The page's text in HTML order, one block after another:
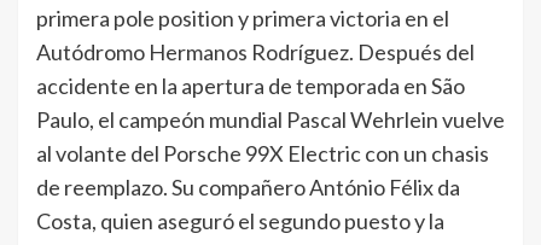
primera pole position y primera victoria en el
Autódromo Hermanos Rodríguez. Después del
accidente en la apertura de temporada en São
Paulo, el campeón mundial Pascal Wehrlein vuelve
al volante del Porsche 99X Electric con un chasis
de reemplazo. Su compañero António Félix da
Costa, quien aseguró el segundo puesto y la